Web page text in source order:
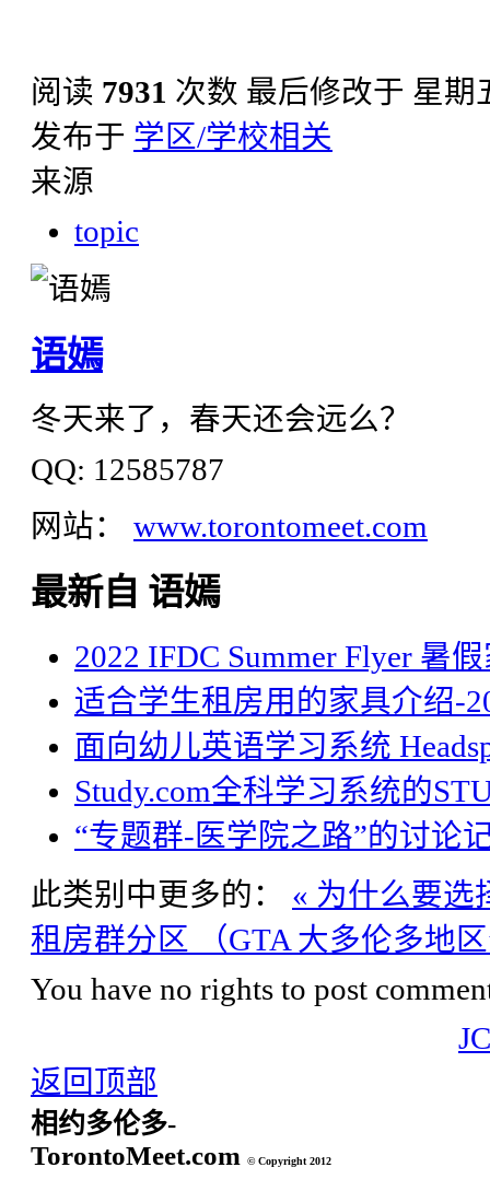
阅读 7931 次数 最后修改于 星期
发布于 学区/学校相关
来源
topic
语嫣
冬天来了，春天还会远么？
QQ: 12585787
网站： www.torontomeet.com
最新自 语嫣
2022 IFDC Summer Flyer 暑
适合学生租房用的家具介绍-
面向幼儿英语学习系统
Study.com全科学习系统的
“专题群-医学院之路”的讨论
此类别中更多的：
« 为什么要选
租房群分区 （GTA 大多伦多地
You have no rights to post
返回顶部
相约多伦多-
TorontoMeet.com
© Copyright 2012